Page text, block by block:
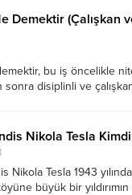
meret...
Demektir (Çalışkan
bu iş öncelikle
disiplinli ve
yeter...
Nikola Tesla
Nikola Tesla 1943
büyük bir